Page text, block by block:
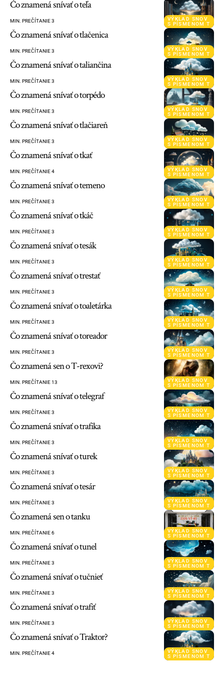
VÝKLAD SNOV
S PÍSMENOM T
Čo znamená snívať o teľa
MIN. PREČÍTANIE 3
VÝKLAD SNOV
S PÍSMENOM T
Čo znamená snívať o tlačenica
MIN. PREČÍTANIE 3
VÝKLAD SNOV
S PÍSMENOM T
Čo znamená snívať o taliančina
MIN. PREČÍTANIE 3
VÝKLAD SNOV
S PÍSMENOM T
Čo znamená snívať o torpédo
MIN. PREČÍTANIE 3
VÝKLAD SNOV
S PÍSMENOM T
Čo znamená snívať o tlačiareň
MIN. PREČÍTANIE 3
VÝKLAD SNOV
S PÍSMENOM T
Čo znamená snívať o tkať
MIN. PREČÍTANIE 4
VÝKLAD SNOV
S PÍSMENOM T
Čo znamená snívať o temeno
MIN. PREČÍTANIE 3
VÝKLAD SNOV
S PÍSMENOM T
Čo znamená snívať o tkáč
MIN. PREČÍTANIE 3
VÝKLAD SNOV
S PÍSMENOM T
Čo znamená snívať o tesák
MIN. PREČÍTANIE 3
VÝKLAD SNOV
S PÍSMENOM T
Čo znamená snívať o trestať
MIN. PREČÍTANIE 3
VÝKLAD SNOV
S PÍSMENOM T
Čo znamená snívať o toaletárka
MIN. PREČÍTANIE 3
VÝKLAD SNOV
S PÍSMENOM T
Čo znamená snívať o toreador
MIN. PREČÍTANIE 3
VÝKLAD SNOV
S PÍSMENOM T
Čo znamená sen o T-rexovi?
MIN. PREČÍTANIE 13
VÝKLAD SNOV
S PÍSMENOM T
Čo znamená snívať o telegraf
MIN. PREČÍTANIE 3
VÝKLAD SNOV
S PÍSMENOM T
Čo znamená snívať o trafika
MIN. PREČÍTANIE 3
VÝKLAD SNOV
S PÍSMENOM T
Čo znamená snívať o turek
MIN. PREČÍTANIE 3
VÝKLAD SNOV
S PÍSMENOM T
Čo znamená snívať o tesár
MIN. PREČÍTANIE 3
VÝKLAD SNOV
S PÍSMENOM T
Čo znamená sen o tanku
MIN. PREČÍTANIE 6
VÝKLAD SNOV
S PÍSMENOM T
Čo znamená snívať o tunel
MIN. PREČÍTANIE 3
VÝKLAD SNOV
S PÍSMENOM T
Čo znamená snívať o tučnieť
MIN. PREČÍTANIE 3
VÝKLAD SNOV
S PÍSMENOM T
Čo znamená snívať o trafiť
MIN. PREČÍTANIE 3
VÝKLAD SNOV
S PÍSMENOM T
Čo znamená snívať o Traktor?
MIN. PREČÍTANIE 4